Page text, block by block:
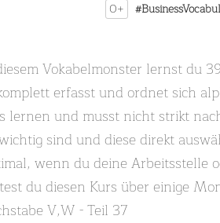
0+
Vokabelmonster lernst du
erfasst und ordnet sich
lernen und musst nicht strikt
sind und diese direkt
wenn du deine Arbeitsstelle
du diesen Kurs über einige
V,W - Teil 37